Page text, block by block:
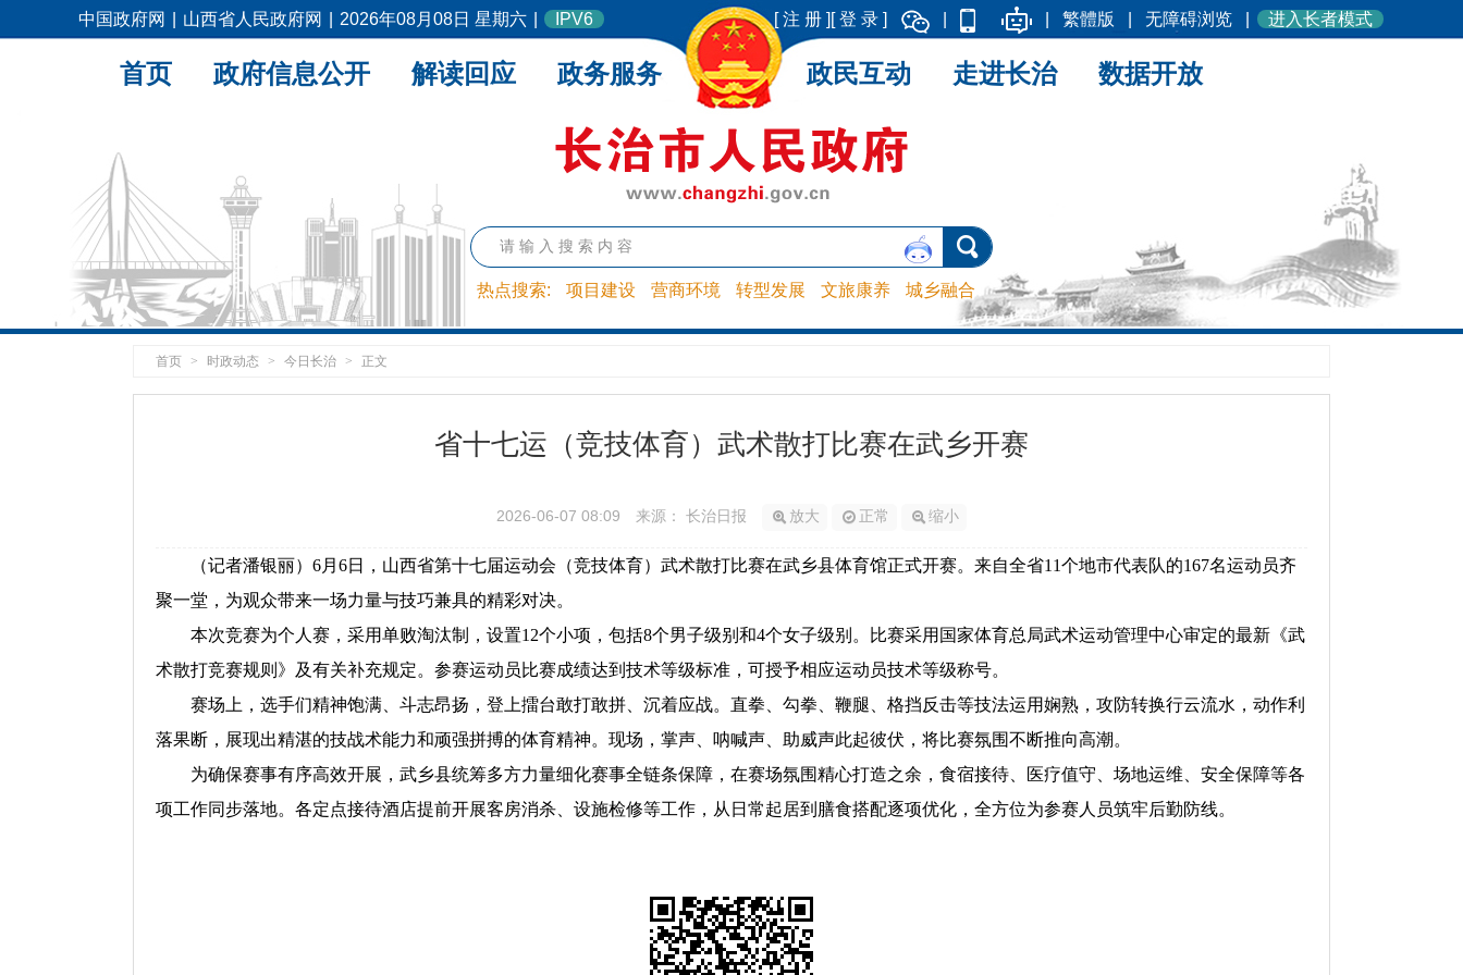
中国政府网 山西省人民政府网 2026年08月08日 星期六 IPV6 [ 登 录 ]
[ 注 册 ] 繁體版 无障碍浏览 进入长者模式
热点搜索: 项目建设 营商环境 转型发展 文旅康养 城乡融合
首页 政府信息公开 解读回应 政务服务 政民互动 走进长治 数据开放
首页 > 时政动态 > 今日长治 > 正文
省十七运（竞技体育）武术散打比赛在武乡开赛
2026-06-07 08:09 来源： 长治日报 放大 正常 缩小
（记者潘银丽）6月6日，山西省第十七届运动会（竞技体育）武术散打比赛在武乡县体育馆正式开赛。来自全省11个地市代表队的167名运动员齐
聚一堂，为观众带来一场力量与技巧兼具的精彩对决。
本次竞赛为个人赛，采用单败淘汰制，设置12个小项，包括8个男子级别和4个女子级别。比赛采用国家体育总局武术运动管理中心审定的最新《武
术散打竞赛规则》及有关补充规定。参赛运动员比赛成绩达到技术等级标准，可授予相应运动员技术等级称号。
赛场上，选手们精神饱满、斗志昂扬，登上擂台敢打敢拼、沉着应战。直拳、勾拳、鞭腿、格挡反击等技法运用娴熟，攻防转换行云流水，动作利
落果断，展现出精湛的技战术能力和顽强拼搏的体育精神。现场，掌声、呐喊声、助威声此起彼伏，将比赛氛围不断推向高潮。
为确保赛事有序高效开展，武乡县统筹多方力量细化赛事全链条保障，在赛场氛围精心打造之余，食宿接待、医疗值守、场地运维、安全保障等各
项工作同步落地。各定点接待酒店提前开展客房消杀、设施检修等工作，从日常起居到膳食搭配逐项优化，全方位为参赛人员筑牢后勤防线。